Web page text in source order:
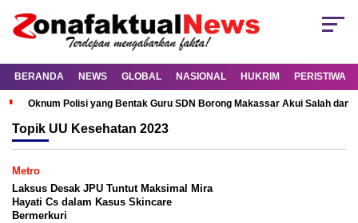
BERANDA NEWS GLOBAL NASIONAL HUKRIM PERISTIWA
Oknum Polisi yang Bentak Guru SDN Borong Makassar Akui Salah dan
Topik UU Kesehatan 2023
Metro
Laksus Desak JPU Tuntut Maksimal Mira
Hayati Cs dalam Kasus Skincare
Bermerkuri